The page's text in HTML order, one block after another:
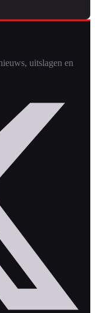
uitslagen en